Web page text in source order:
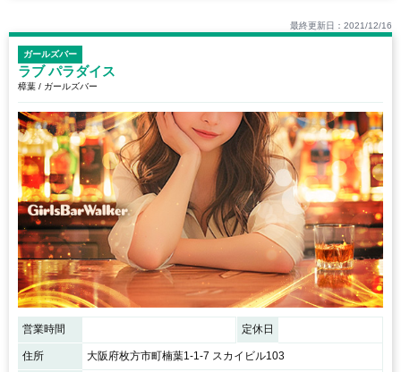
最終更新日：2021/12/16
ガールズバー
ラブ パラダイス
樟葉 / ガールズバー
営業時間 定休日
住所 大阪府枚方市町楠葉1-1-7 スカイビル103